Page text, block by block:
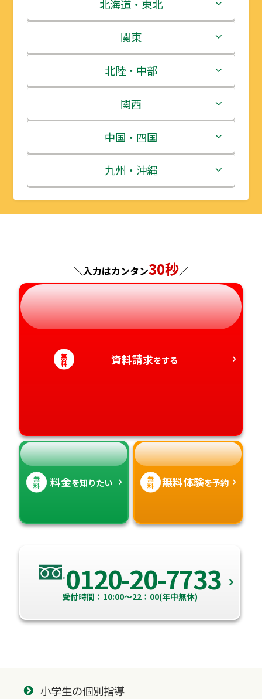
北海道・東北
北海道
青森県
岩手県
宮城県
秋田県
山形県
関東
茨城県
栃木県
群馬県
埼玉県
千葉県
神奈川県
北陸・中部
新潟県
富山県
石川県
福井県
長野県
岐阜県
静岡県
愛知県
関西
三重県
滋賀県
京都府
兵庫県
奈良県
和歌山県
中国・四国
鳥取県
島根県
広島県
山口県
徳島県
香川県
九州・沖縄
福岡県
長崎県
熊本県
大分県
宮崎県
＼入力はカンタン30秒／
無
料 資料請求をする
無
料 料金を知りたい 無
料 無料体験を予約
0120-20-7733
受付時間：10:00～22：00(年中無休)
小学生の個別指導